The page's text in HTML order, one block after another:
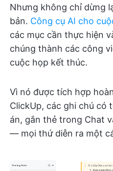
Nhưng không chỉ dừng
bản. Công cụ AI cho
các mục cần thực hiện
chúng thành các công
cuộc họp kết thúc.
Vì nó được tích hợp
ClickUp, các ghi chú có
án, gắn thẻ trong Chat
— mọi thứ diễn ra một